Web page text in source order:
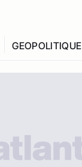
GEOPOLITIQUE